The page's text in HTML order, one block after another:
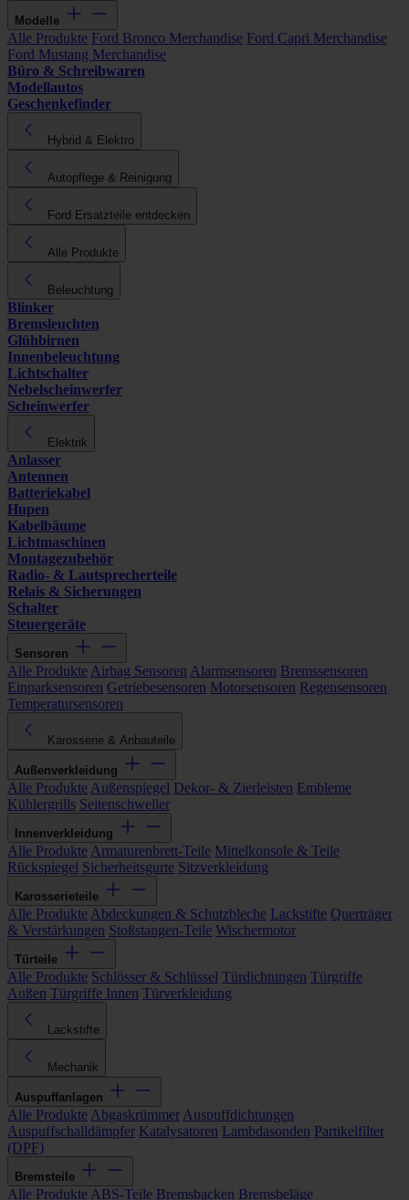
Modelle
Alle Produkte Ford Bronco Merchandise Ford Capri Merchandise
Ford Mustang Merchandise
Büro & Schreibwaren
Modellautos
Geschenkefinder
Hybrid & Elektro
Autopflege & Reinigung
Ford Ersatzteile entdecken
Alle Produkte
Beleuchtung
Blinker
Bremsleuchten
Glühbirnen
Innenbeleuchtung
Lichtschalter
Nebelscheinwerfer
Scheinwerfer
Elektrik
Anlasser
Antennen
Batteriekabel
Hupen
Kabelbäume
Lichtmaschinen
Montagezubehör
Radio- & Lautsprecherteile
Relais & Sicherungen
Schalter
Steuergeräte
Sensoren
Alle Produkte Airbag Sensoren Alarmsensoren Bremssensoren
Einparksensoren Getriebesensoren Motorsensoren Regensensoren
Temperatursensoren
Karosserie & Anbauteile
Außenverkleidung
Alle Produkte Außenspiegel Dekor- & Zierleisten Embleme
Kühlergrills Seitenschweller
Innenverkleidung
Alle Produkte Armaturenbrett-Teile Mittelkonsole & Teile
Rückspiegel Sicherheitsgurte Sitzverkleidung
Karosserieteile
Alle Produkte Abdeckungen & Schutzbleche Lackstifte Querträger
& Verstärkungen Stoßstangen-Teile Wischermotor
Türteile
Alle Produkte Schlösser & Schlüssel Türdichtungen Türgriffe
Außen Türgriffe Innen Türverkleidung
Lackstifte
Mechanik
Auspuffanlagen
Alle Produkte Abgaskrümmer Auspuffdichtungen
Auspuffschalldämpfer Katalysatoren Lambdasonden Partikelfilter
(DPF)
Bremsteile
Alle Produkte ABS-Teile Bremsbacken Bremsbeläge